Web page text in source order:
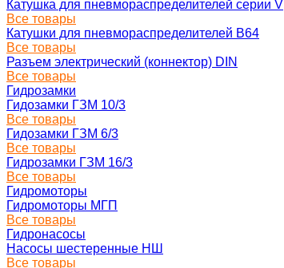
Катушка для пневмораспределителей серии V
Все товары
Катушки для пневмораспределителей В64
Все товары
Разъем электрический (коннектор) DIN
Все товары
Гидрозамки
Гидозамки ГЗМ 10/3
Все товары
Гидозамки ГЗМ 6/3
Все товары
Гидрозамки ГЗМ 16/3
Все товары
Гидромоторы
Гидромоторы МГП
Все товары
Гидронасосы
Насосы шестеренные НШ
Все товары